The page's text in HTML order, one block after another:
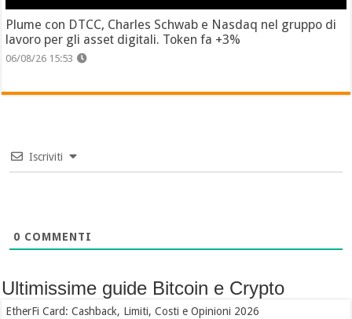
Plume con DTCC, Charles Schwab e Nasdaq nel gruppo di
lavoro per gli asset digitali. Token fa +3%
06/08/26 15:53
Iscriviti
0 COMMENTI
Ultimissime guide Bitcoin e Crypto
EtherFi Card: Cashback, Limiti, Costi e Opinioni 2026